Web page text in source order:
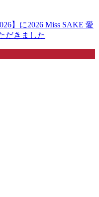
】に2026 Miss SAKE 愛
だきました